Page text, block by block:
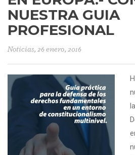
NUESTRA GUIA
PROFESIONAL
Noticias, 26 enero, 2016